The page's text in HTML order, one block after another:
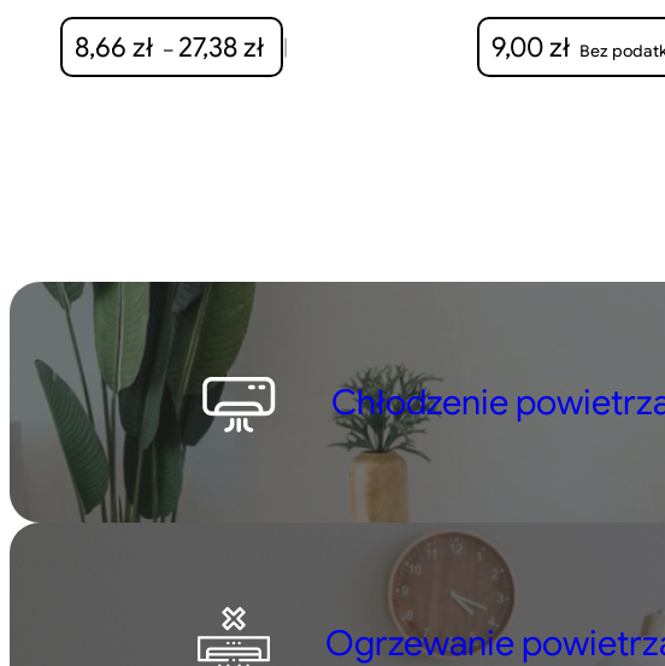
8,66 zł – 27,38zł
Zakres
cen:
| 9,00zł Bez
Chłodzenie
Ogrzewanie